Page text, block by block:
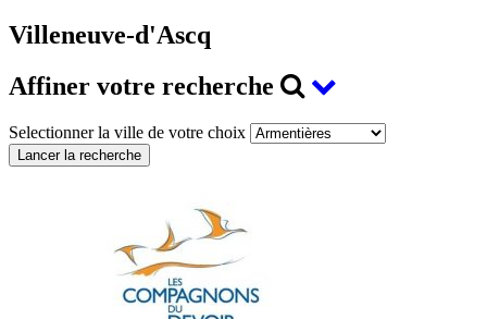
Villeneuve-d'Ascq
Affiner votre recherche
Selectionner la ville de votre choix